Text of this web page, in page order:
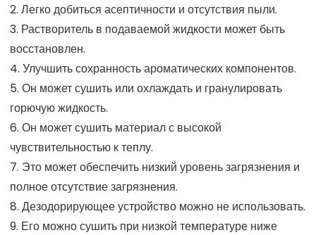
2. Легко добиться асептичности и отсутствия пыли.
3. Растворитель в подаваемой жидкости может быть
восстановлен.
4. Улучшить сохранность ароматических компонентов.
5. Он может сушить или охлаждать и гранулировать
горючую жидкость.
6. Он может сушить материал с высокой
чувствительностью к теплу.
7. Это может обеспечить низкий уровень загрязнения и
полное отсутствие загрязнения.
8. Дезодорирующее устройство можно не использовать.
9. Его можно сушить при низкой температуре ниже